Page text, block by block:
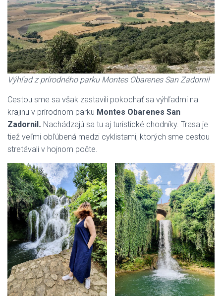
Výhľad z prírodného parku Montes Obarenes San Zadornil
Cestou sme sa však zastavili pokochať sa výhľadmi na
krajinu v prírodnom parku Montes Obarenes San
Zadornil . Nachádzajú sa tu aj turistické chodníky. Trasa je
tiež veľmi obľúbená medzi cyklistami, ktorých sme cestou
stretávali v hojnom počte.